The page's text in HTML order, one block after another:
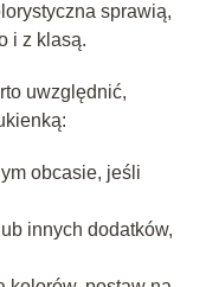
sprawią,
i z klasą.
uwzględnić,
obcasie, jeśli
innych dodatków,